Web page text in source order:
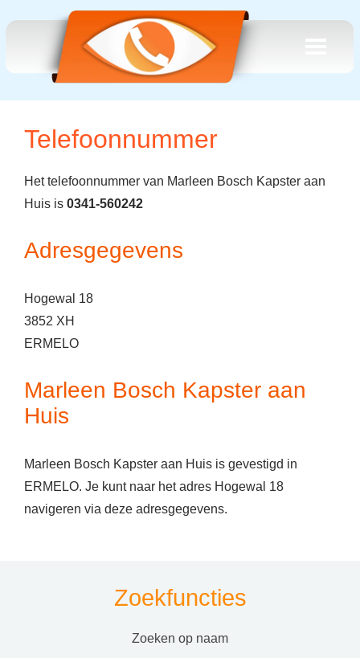
Telefoonnummer
Het telefoonnummer van Marleen Bosch Kapster aan
Huis is 0341-560242
Adresgegevens
Hogewal 18
3852 XH
ERMELO
Marleen Bosch Kapster aan
Huis
Marleen Bosch Kapster aan Huis is gevestigd in
ERMELO. Je kunt naar het adres Hogewal 18
navigeren via deze adresgegevens.
Zoekfuncties
zoeken op naam